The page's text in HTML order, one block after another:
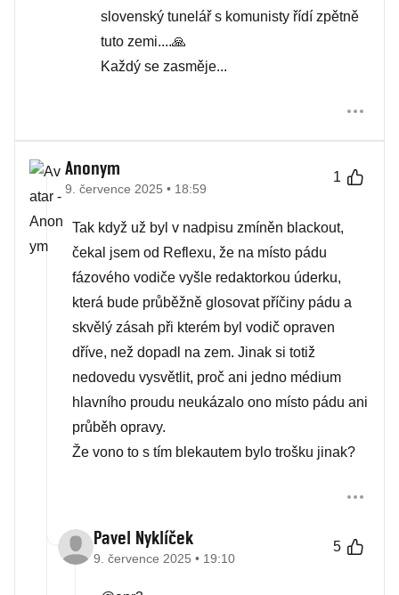
slovenský tunelář s komunisty řídí zpětně
tuto zemi....🙏
Každý se zasměje...
Anonym
9. července 2025 • 18:59
1
Tak když už byl v nadpisu zmíněn blackout,
čekal jsem od Reflexu, že na místo pádu
fázového vodiče vyšle redaktorkou úderku,
která bude průběžně glosovat příčiny pádu a
skvělý zásah při kterém byl vodič opraven
dříve, než dopadl na zem. Jinak si totiž
nedovedu vysvětlit, proč ani jedno médium
hlavního proudu neukázalo ono místo pádu ani
průběh opravy.
Že vono to s tím blekautem bylo trošku jinak?
Pavel Nyklíček
9. července 2025 • 19:10
5